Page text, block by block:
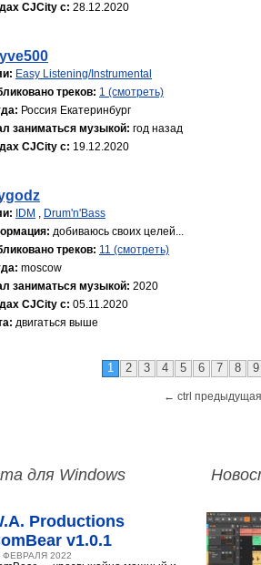
CJCity с: 28.12.2020
Easy Listening/Instrumental
треков: 1 (смотреть)
Россия Екатеринбург
заниматься музыкой: год назад
CJCity с: 19.12.2020
IDM , Drum'n'Bass
добиваюсь своих целей...
треков: 11 (смотреть)
moscow
заниматься музыкой: 2020
CJCity с: 05.11.2020
двигаться выше
1 2 3 4 5 6 7 8 9
← ctrl
для Windows
Productions
v1.0.1
ФЕВРАЛЯ 2022